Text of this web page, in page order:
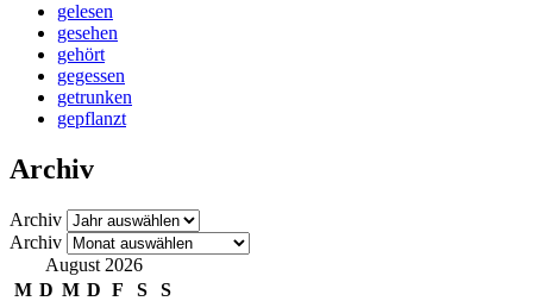
gelesen
gesehen
gehört
gegessen
getrunken
gepflanzt
Archiv
Archiv
Archiv
August 2026
M D M D F S
S